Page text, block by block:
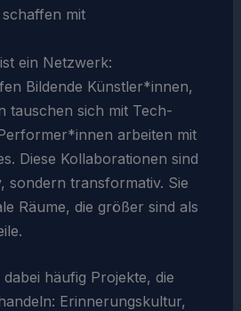
mit
ein Netzwerk:
Bildende Künstler*innen,
tauschen sich mit Tech-
arbeiten mit
Diese Kollaborationen sind
sondern transformativ. Sie
Räume, die größer sind als
häufig Projekte, die
Erinnerungskultur,